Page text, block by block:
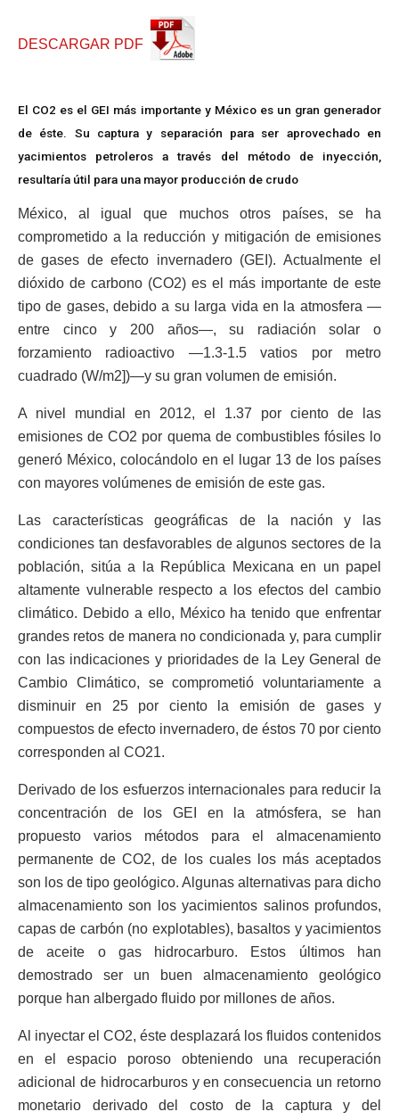
DESCARGAR PDF
El CO2 es el GEI más importante y México es un gran generador
de éste. Su captura y separación para ser aprovechado en
yacimientos petroleros a través del método de inyección,
resultaría útil para una mayor producción de crudo
México, al igual que muchos otros países, se ha
comprometido a la reducción y mitigación de emisiones
de gases de efecto invernadero (GEI). Actualmente el
dióxido de carbono (CO2) es el más importante de este
tipo de gases, debido a su larga vida en la atmosfera —
entre cinco y 200 años—, su radiación solar o
forzamiento radioactivo —1.3-1.5 vatios por metro
cuadrado (W/m2])—y su gran volumen de emisión.
A nivel mundial en 2012, el 1.37 por ciento de las
emisiones de CO2 por quema de combustibles fósiles lo
generó México, colocándolo en el lugar 13 de los países
con mayores volúmenes de emisión de este gas.
Las características geográficas de la nación y las
condiciones tan desfavorables de algunos sectores de la
población, sitúa a la República Mexicana en un papel
altamente vulnerable respecto a los efectos del cambio
climático. Debido a ello, México ha tenido que enfrentar
grandes retos de manera no condicionada y, para cumplir
con las indicaciones y prioridades de la Ley General de
Cambio Climático, se comprometió voluntariamente a
disminuir en 25 por ciento la emisión de gases y
compuestos de efecto invernadero, de éstos 70 por ciento
corresponden al CO21.
Derivado de los esfuerzos internacionales para reducir la
concentración de los GEI en la atmósfera, se han
propuesto varios métodos para el almacenamiento
permanente de CO2, de los cuales los más aceptados
son los de tipo geológico. Algunas alternativas para dicho
almacenamiento son los yacimientos salinos profundos,
capas de carbón (no explotables), basaltos y yacimientos
de aceite o gas hidrocarburo. Estos últimos han
demostrado ser un buen almacenamiento geológico
porque han albergado fluido por millones de años.
Al inyectar el CO2, éste desplazará los fluidos contenidos
en el espacio poroso obteniendo una recuperación
adicional de hidrocarburos y en consecuencia un retorno
monetario derivado del costo de la captura y del